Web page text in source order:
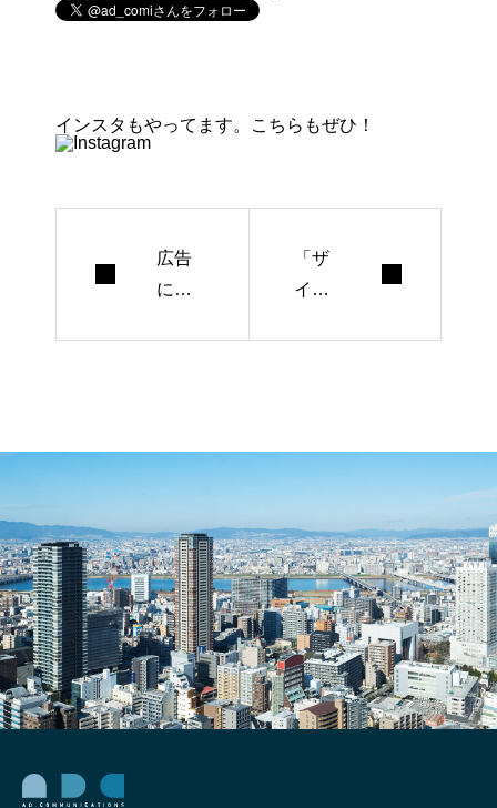
インスタもやってます。こちらもぜひ！
広告
にイ
３つ
「ザ
イオ
にな
る存
在
に!?